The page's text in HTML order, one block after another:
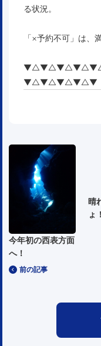
る状況。
「×予約不可」は、
▼△▼△▼△▼△▼
前の記事
今年初の西表方面
へ！
晴
ょ！